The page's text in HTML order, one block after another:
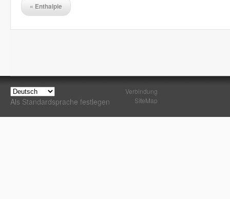
« Enthalpie
Als Standardsprache festlegen
Verbindung
SiteMap